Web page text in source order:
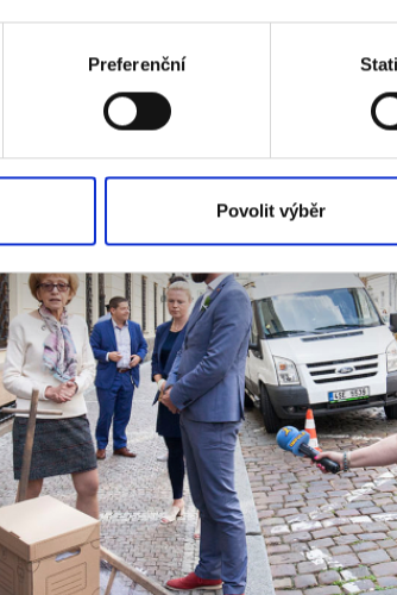
Preferenční
Povolit výběr